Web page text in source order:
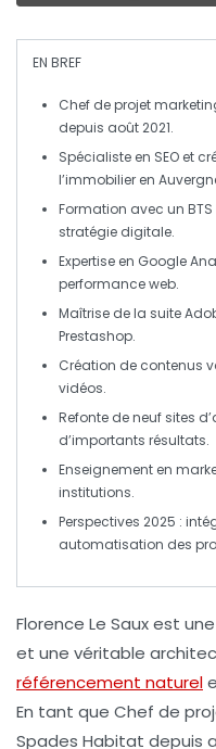
EN BREF
Chef de projet
depuis août 2021.
Spécialiste en SEO et
l’immobilier en
Formation avec un
stratégie digitale.
Expertise en Google
performance web.
Maîtrise de la suite
Prestashop.
Création de contenus
vidéos.
Refonte de neuf sites
d’importants résultats.
Enseignement en
institutions.
Perspectives 2025 :
automatisation des
Florence Le Sauxest une
et une véritable
référencement naturel
En tant que Chef de
Spades Habitat depuis